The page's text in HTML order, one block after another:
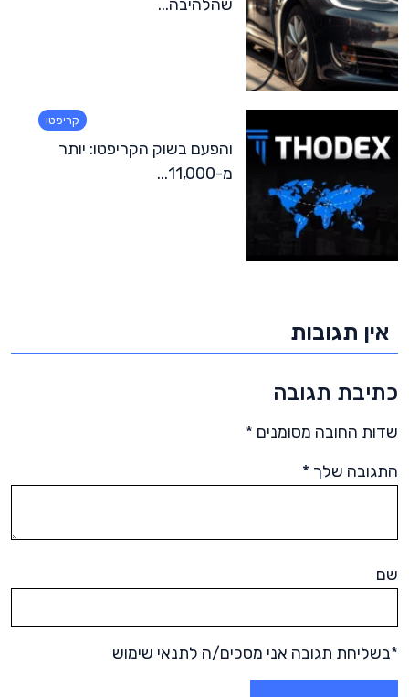
שהלהיבה...
קריפטו
והפעם בשוק הקריפטו: יותר
מ-11,000...
אין תגובות
כתיבת תגובה
שדות החובה מסומנים *
התגובה שלך *
שם
*בשליחת תגובה אני מסכים/ה לתנאי שימוש